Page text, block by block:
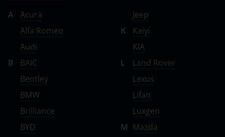
A
Acura
Alfa Romeo
Audi
B
BAIC
Bentley
BMW
Brilliance
BYD
Jeep
K
Kaiyi
KIA
L
Land Rover
Lexus
Lifan
Luxgen
M Mazda